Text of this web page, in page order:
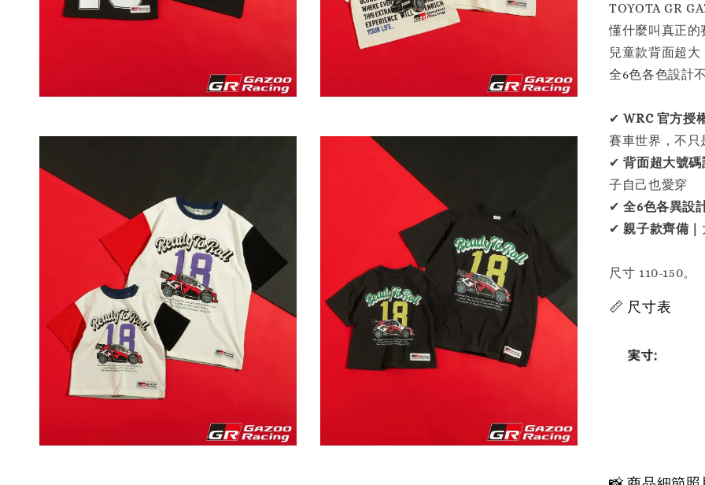
TOYOTA GR
懂什麼叫真正的
兒童款背面超
全6色各色設計
✔WRC 官方授
賽車世界，不只
✔背面超大號
子自己也愛穿
✔全6色各異設
✔親子款齊備｜
尺寸 110-150。
📏 尺寸表